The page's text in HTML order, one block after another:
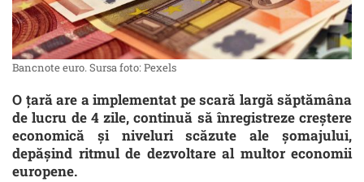
Bancnote euro. Sursa foto: Pexels
O țară are a implementat pe scară largă săptămâna
de lucru de 4 zile, continuă să înregistreze creștere
economică și niveluri scăzute ale șomajului,
depășind ritmul de dezvoltare al multor economii
europene.